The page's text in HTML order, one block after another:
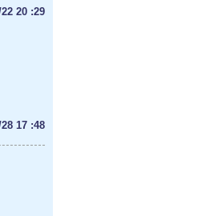
20 :29
17 :48